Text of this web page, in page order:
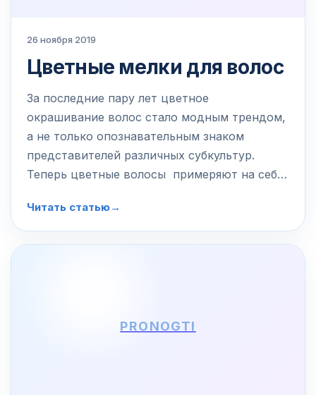
26 ноября 2019
Цветные мелки для волос
За последние пару лет цветное
окрашивание волос стало модным трендом,
а не только опознавательным знаком
представителей различных субкультур.
Теперь цветные волосы примеряют на себе
окрашивание в один…
Читать статью→
PRONOGTI